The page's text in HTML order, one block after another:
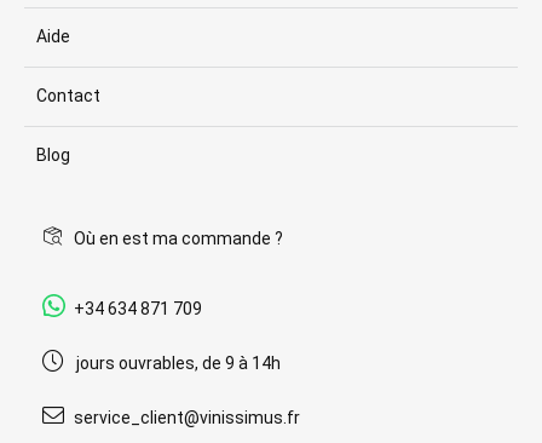
Aide
Contact
Blog
Où en est ma commande ?
+34 634 871 709
jours ouvrables, de 9 à 14h
service_client@vinissimus.fr